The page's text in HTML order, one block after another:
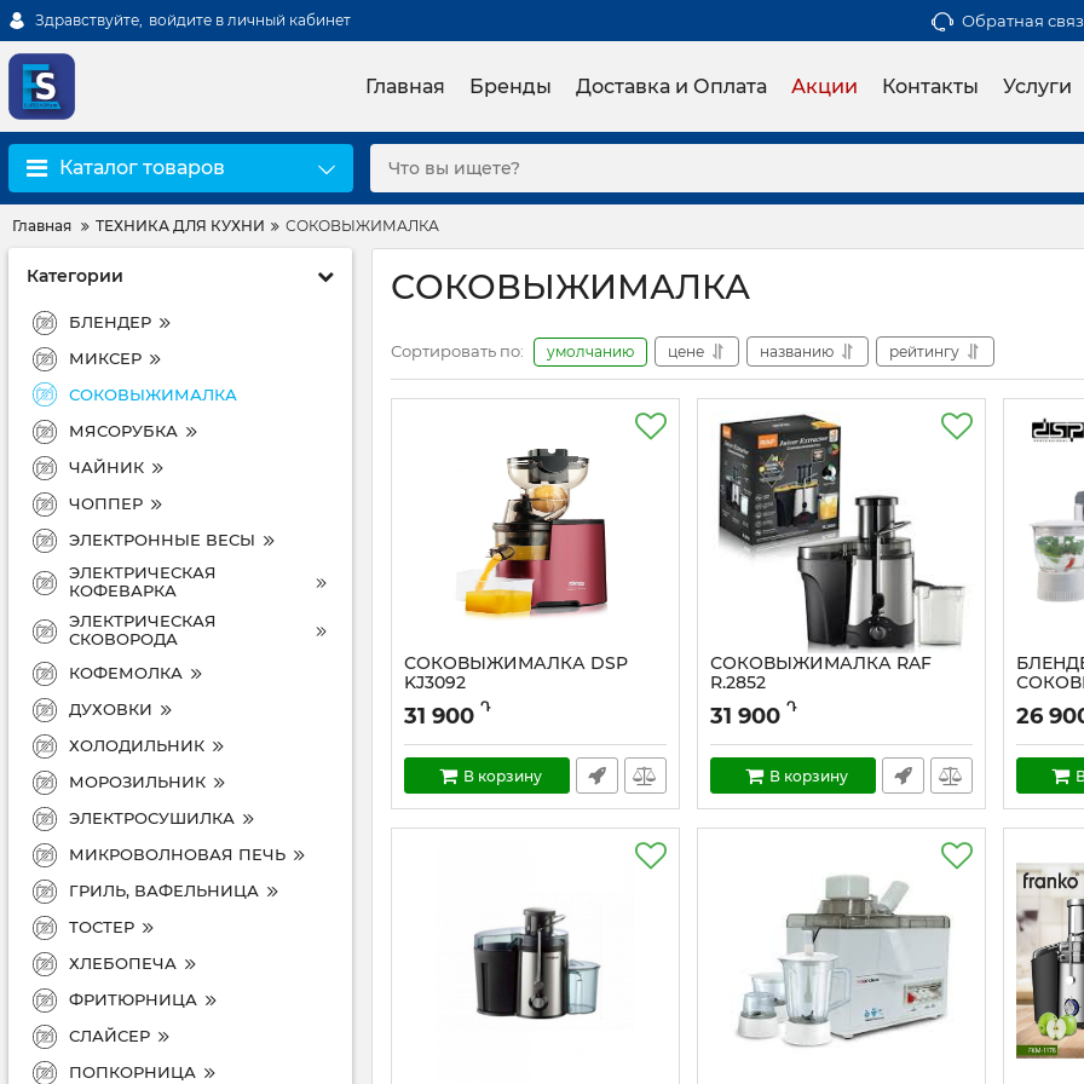
Здравствуйте, войдите в личный кабинет Обратная
Главная Бренды Доставка и Оплата Акции Контакты Услуги
Каталог товаров
Главная ТЕХНИКА ДЛЯ КУХНИ СОКОВЫЖИМАЛКА
Категории
БЛЕНДЕР
МИКСЕР
СОКОВЫЖИМАЛКА
МЯСОРУБКА
ЧАЙНИК
ЧОППЕР
ЭЛЕКТРОННЫЕ ВЕСЫ
ЭЛЕКТРИЧЕСКАЯ
КОФЕВАРКА
ЭЛЕКТРИЧЕСКАЯ
СКОВОРОДА
КОФЕМОЛКА
ДУХОВКИ
ХОЛОДИЛЬНИК
МОРОЗИЛЬНИК
ЭЛЕКТРОСУШИЛКА
МИКРОВОЛНОВАЯ ПЕЧЬ
ГРИЛЬ, ВАФЕЛЬНИЦА
ТОСТЕР
ХЛЕБОПЕЧА
ФРИТЮРНИЦА
СЛАЙСЕР
ПОПКОРНИЦА
СОКОВЫЖИМАЛКА
Сортировать по: умолчанию цене названию рейтингу
СОКОВЫЖИМАЛКА DSP
KJ3092
31 900 Դ
В корзину
СОКОВЫЖИМАЛКА RAF
R.2852
31 900 Դ
В корзину
26